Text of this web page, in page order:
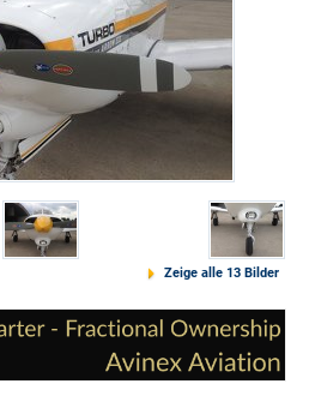
Zeige alle 13 Bilder